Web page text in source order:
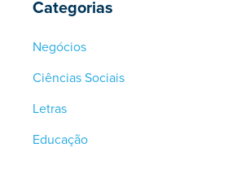
Categorias
Negócios
Ciências Sociais
Letras
Educação